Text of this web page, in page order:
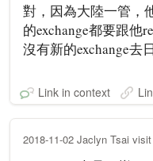
對，因為大陸一管，
的exchange都要跟他
沒有新的exchange去
Link in context
2018-11-02 Jaclyn Tsai visit